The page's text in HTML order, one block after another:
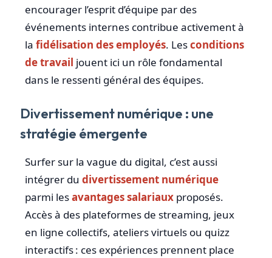
encourager l’esprit d’équipe par des
événements internes contribue activement à
la fidélisation des employés. Lesconditions
de travail jouent ici un rôle fondamental
dans le ressenti général des équipes.
Divertissement numérique : une
stratégie émergente
Surfer sur la vague du digital, c’est aussi
intégrer du divertissement numérique
parmi lesavantages salariaux proposés.
Accès à des plateformes de streaming, jeux
en ligne collectifs, ateliers virtuels ou quizz
interactifs : ces expériences prennent place